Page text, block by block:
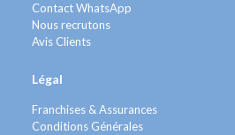
Contact WhatsApp
Nous recrutons
Avis Clients
Légal
Franchises & Assurances
Conditions Générales